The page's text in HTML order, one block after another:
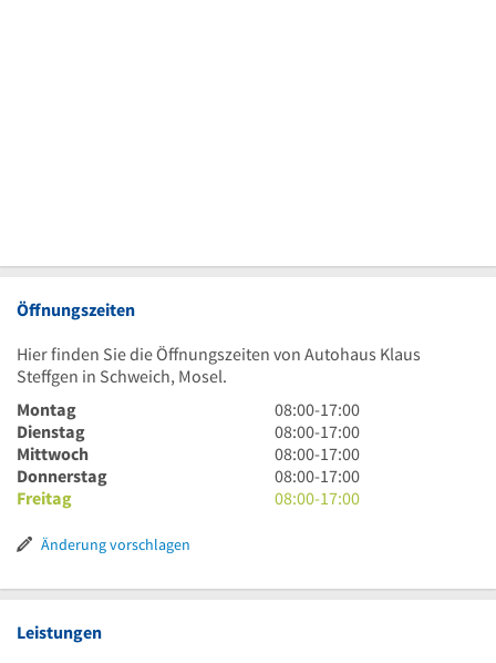
Öffnungszeiten
Hier finden Sie die Öffnungszeiten von Autohaus Klaus
Steffgen in Schweich, Mosel.
Montag
8
Uhr
bis
17
Uhr
08:00-17:00
Dienstag
8
Uhr
bis
17
08:00-17:00
Mittwoch
8
Uhr
bis
08:00-17:00
Donnerstag
8
Uhr
08:00-17:00
Freitag
8
Uhr
08:00-17:00
Änderung vorschlagen
Leistungen